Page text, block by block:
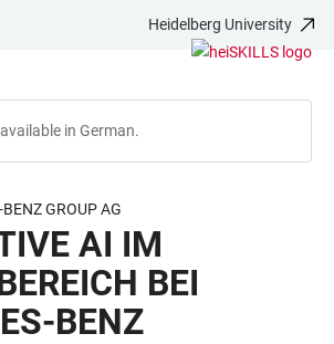
Heidelberg University
in German.
GROUP AG
AI IM
BEI
BENZ